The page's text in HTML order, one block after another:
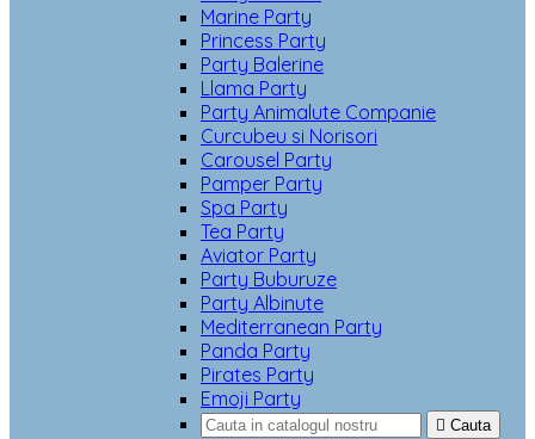
Marine Party
Princess Party
Party Balerine
Llama Party
Party Animalute Companie
Curcubeu si Norisori
Carousel Party
Pamper Party
Spa Party
Tea Party
Aviator Party
Party Buburuze
Party Albinute
Mediterranean Party
Panda Party
Pirates Party
Emoji Party
 Cauta